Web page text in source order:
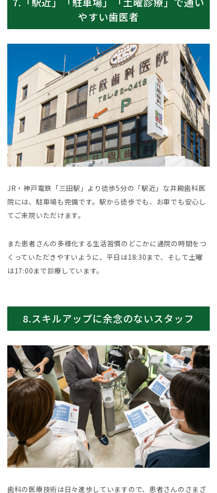
やすい歯医者
JR・神戸電鉄「三田駅」より徒歩5分の「駅近」な井殿歯科医
院には、駐車場も完備です。駅から徒歩でも、お車でも安心し
てご来院いただけます。
また患者さんの多様化する生活習慣のどこかに通院の時間をつ
くっていただきやすいように、平日は18:30まで、そして土曜
は17:00まで診療しています。
8.スキルアップに余念のないスタッフ
歯科の医療技術は日々進歩していますので、患者さんのさまざ